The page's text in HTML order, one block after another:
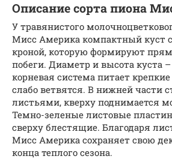
Описание сорта пиона
У травянистого
Мисс Америка компактный куст
кроной, которую формируют
побеги. Диаметр и высота куста
корневая система питает
слабо ветвятся. В нижней части
листьями, кверху поднимается
Темно-зеленые листовые
сверху блестящие. Благодаря
Мисс Америка сохраняет свою
конца теплого сезона.